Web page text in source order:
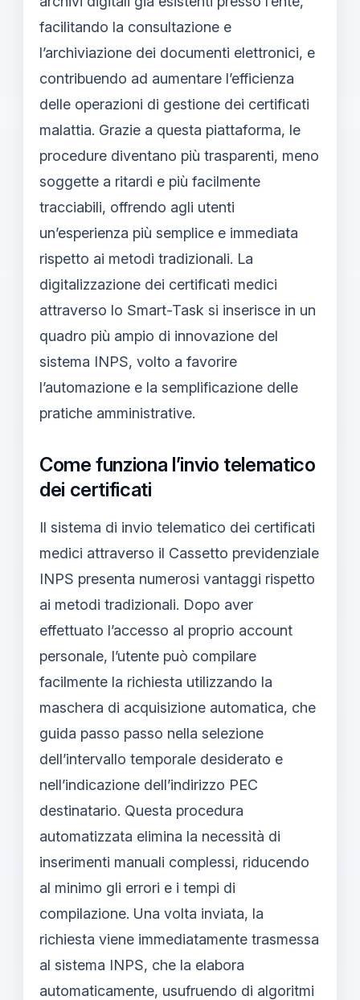
facilitando la consultazione e
l’archiviazione dei documenti elettronici, e
contribuendo ad aumentare l’efficienza
delle operazioni di gestione dei certificati
malattia. Grazie a questa piattaforma, le
procedure diventano più trasparenti, meno
soggette a ritardi e più facilmente
tracciabili, offrendo agli utenti
un’esperienza più semplice e immediata
rispetto ai metodi tradizionali. La
digitalizzazione dei certificati medici
attraverso lo Smart-Task si inserisce in un
quadro più ampio di innovazione del
sistema INPS, volto a favorire
l’automazione e la semplificazione delle
pratiche amministrative.
Come funziona l’invio telematico
dei certificati
Il sistema di invio telematico dei certificati
medici attraverso il Cassetto previdenziale
INPS presenta numerosi vantaggi rispetto
ai metodi tradizionali. Dopo aver
effettuato l’accesso al proprio account
personale, l’utente può compilare
facilmente la richiesta utilizzando la
maschera di acquisizione automatica, che
guida passo passo nella selezione
dell’intervallo temporale desiderato e
nell’indicazione dell’indirizzo PEC
destinatario. Questa procedura
automatizzata elimina la necessità di
inserimenti manuali complessi, riducendo
al minimo gli errori e i tempi di
compilazione. Una volta inviata, la
richiesta viene immediatamente trasmessa
al sistema INPS, che la elabora
automaticamente, usufruendo di algoritmi